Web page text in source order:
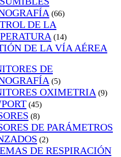
(66)
DE LA
(14)
DE LA VÍA AÉREA
DE
(5)
OXIMETRIA (9)
(45)
(8)
DE PARÁMETROS
(2)
DE RESPIRACIÓN